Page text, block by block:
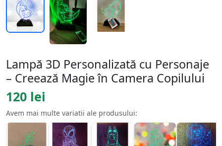
Lampă 3D Personalizată cu Personaje
– Creează Magie în Camera Copilului
120 lei
Avem mai multe variatii ale produsului: